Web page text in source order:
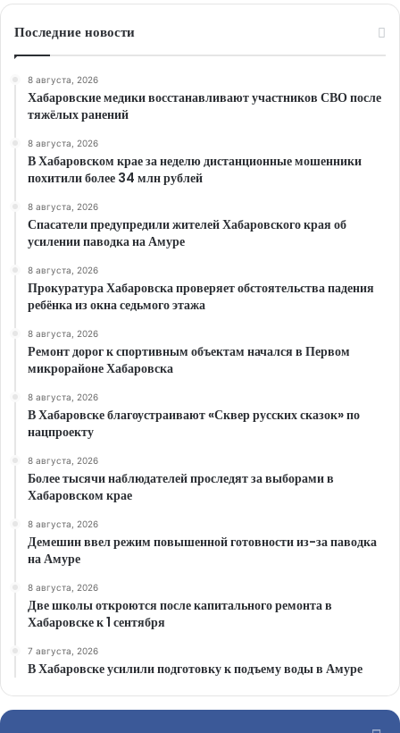
Последние новости
8 августа, 2026
Хабаровские медики восстанавливают участников СВО после
тяжёлых ранений
8 августа, 2026
В Хабаровском крае за неделю дистанционные мошенники
похитили более 34 млн рублей
8 августа, 2026
Спасатели предупредили жителей Хабаровского края об
усилении паводка на Амуре
8 августа, 2026
Прокуратура Хабаровска проверяет обстоятельства падения
ребёнка из окна седьмого этажа
8 августа, 2026
Ремонт дорог к спортивным объектам начался в Первом
микрорайоне Хабаровска
8 августа, 2026
В Хабаровске благоустраивают «Сквер русских сказок» по
нацпроекту
8 августа, 2026
Более тысячи наблюдателей проследят за выборами в
Хабаровском крае
8 августа, 2026
Демешин ввел режим повышенной готовности из-за паводка
на Амуре
8 августа, 2026
Две школы откроются после капитального ремонта в
Хабаровске к 1 сентября
7 августа, 2026
В Хабаровске усилили подготовку к подъему воды в Амуре